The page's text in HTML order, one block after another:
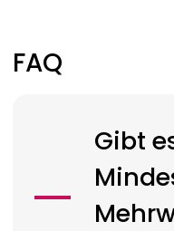
FAQ
Gibt